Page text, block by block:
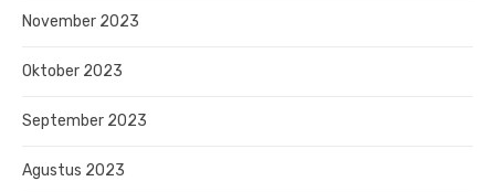
November 2023
Oktober 2023
September 2023
Agustus 2023